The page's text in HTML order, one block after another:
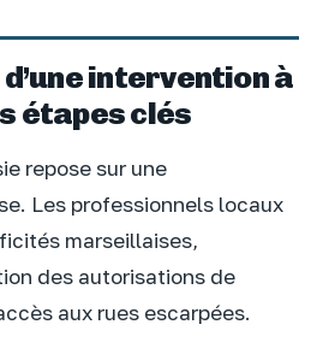
intervention à
étapes clés
repose sur une
Les professionnels locaux
marseillaises,
des autorisations de
aux rues escarpées.